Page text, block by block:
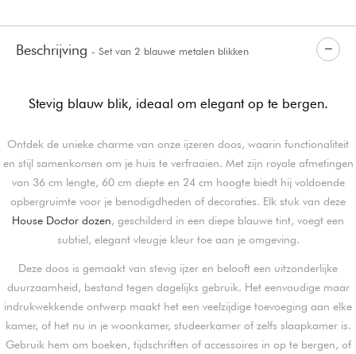
Beschrijving - Set van 2 blauwe metalen blikken
Stevig blauw blik, ideaal om elegant op te bergen.
Ontdek de unieke charme van onze ijzeren doos, waarin functionaliteit
en stijl samenkomen om je huis te verfraaien. Met zijn royale afmetingen
van 36 cm lengte, 60 cm diepte en 24 cm hoogte biedt hij voldoende
opbergruimte voor je benodigdheden of decoraties. Elk stuk van deze
House Doctor dozen, geschilderd in een diepe blauwe tint, voegt een
subtiel, elegant vleugje kleur toe aan je omgeving.
Deze doos is gemaakt van stevig ijzer en belooft een uitzonderlijke
duurzaamheid, bestand tegen dagelijks gebruik. Het eenvoudige maar
indrukwekkende ontwerp maakt het een veelzijdige toevoeging aan elke
kamer, of het nu in je woonkamer, studeerkamer of zelfs slaapkamer is.
Gebruik hem om boeken, tijdschriften of accessoires in op te bergen, of